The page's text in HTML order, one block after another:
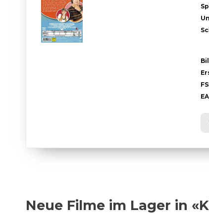
Neue Filme im Lager in